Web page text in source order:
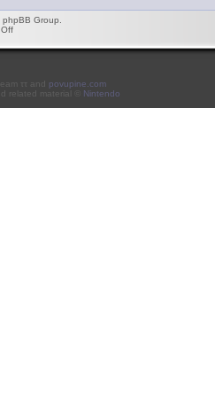
Group.
ττ and povupine.com
related material © Nintendo